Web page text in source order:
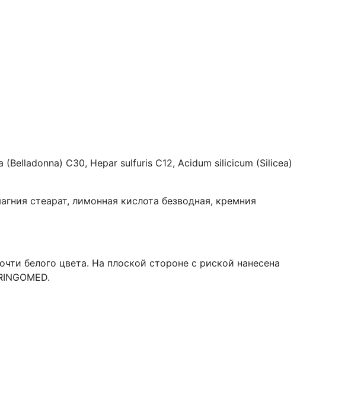
C30, Hepar sulfuris C12, Acidum silicicum (Silicea)
стеарат, лимонная кислота безводная, кремния
белого цвета. На плоской стороне с риской нанесена